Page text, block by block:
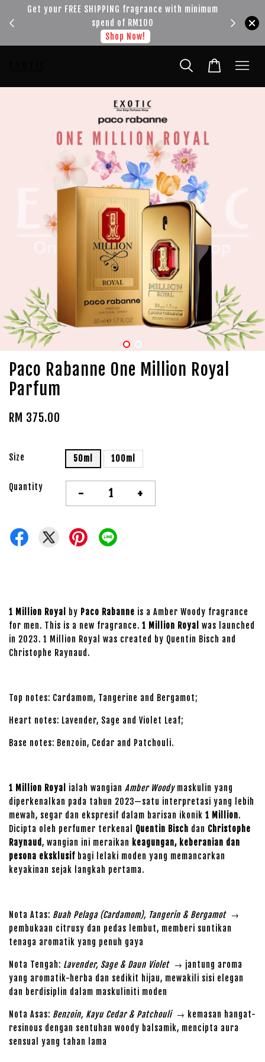
Get your FREE SHIPPING fragrance with minimum
spend of RM100
Shop Now!
Paco Rabanne One Million Royal
Parfum
RM 375.00
Size 50ml 100ml
Quantity - +
1 Million Royal by Paco Rabanne is a Amber Woody fragrance
for men. This is a new fragrance. 1 Million Royal was launched
in 2023. 1 Million Royal was created by Quentin Bisch and
Christophe Raynaud.
Top notes: Cardamom, Tangerine and Bergamot;
Heart notes: Lavender, Sage and Violet Leaf;
Base notes: Benzoin, Cedar and Patchouli.
1 Million Royal ialah wangian Amber Woodymaskulin yang
diperkenalkan pada tahun 2023—satu interpretasi yang lebih
mewah, segar dan ekspresif dalam barisan ikonik 1 Million.
Dicipta oleh perfumer terkenal Quentin Bisch dan Christophe
Raynaud, wangian ini meraikan keagungan, keberanian dan
pesona eksklusif bagi lelaki moden yang memancarkan
keyakinan sejak langkah pertama.
Nota Atas: Buah Pelaga (Cardamom), Tangerin & Bergamot→
pembukaan citrusy dan pedas lembut, memberi suntikan
tenaga aromatik yang penuh gaya
Nota Tengah: Lavender, Sage & Daun Violet→ jantung aroma
yang aromatik-herba dan sedikit hijau, mewakili sisi elegan
dan berdisiplin dalam maskuliniti moden
Nota Asas: Benzoin, Kayu Cedar & Patchouli→ kemasan hangat-
resinous dengan sentuhan woody balsamik, mencipta aura
sensual yang tahan lama